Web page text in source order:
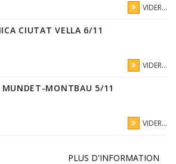
VIDER...
CIUTAT VELLA 6/11
VIDER...
MUNDET-MONTBAU 5/11
VIDER...
PLUS D'INFORMATION